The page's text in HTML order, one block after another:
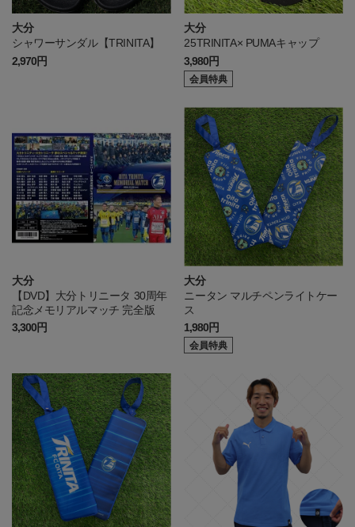
大分
シャワーサンダル【TRINITA】
2,970円
大分
25TRINITA× PUMAキャップ
3,980円
会員特典
大分
【DVD】大分トリニータ 30周年
記念メモリアルマッチ 完全版
3,300円
大分
ニータン マルチペンライトケー
ス
1,980円
会員特典